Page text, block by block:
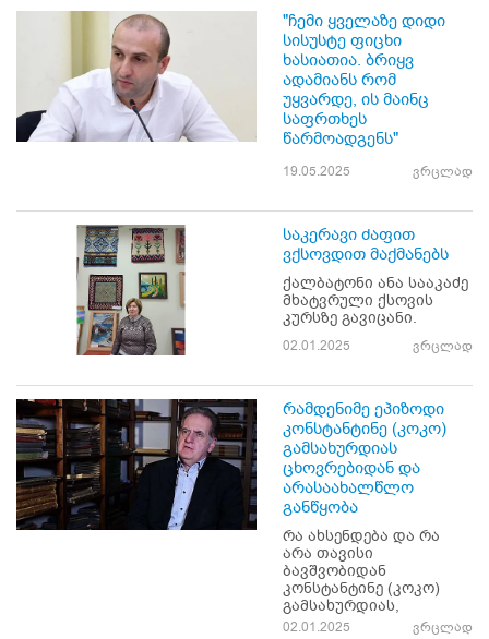
"ჩემი ყველაზე დიდი
სისუსტე ფიცხი
ხასიათია. ბრიყვ
ადამიანს რომ
უყვარდე, ის მაინც
საფრთხეს
წარმოადგენს"
19.05.2025 ვრცლად
საკერავი ძაფით
ვქსოვდით მაქმანებს
ქალბატონი ანა სააკაძე
მხატვრული ქსოვის
კურსზე გავიცანი.
02.01.2025 ვრცლად
რამდენიმე ეპიზოდი
კონსტანტინე (კოკო)
გამსახურდიას
ცხოვრებიდან და
არასაახალწლო
განწყობა
რა ახსენდება და რა
არა თავისი
ბავშვობიდან
კონსტანტინე (კოკო)
გამსახურდიას,
02.01.2025 ვრცლად